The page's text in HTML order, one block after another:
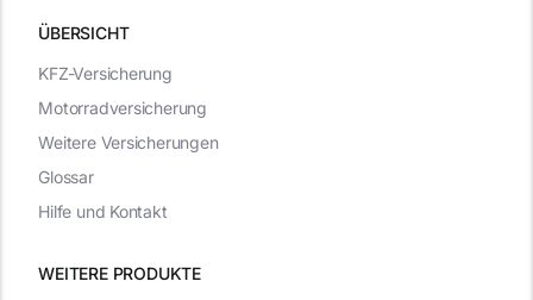
ÜBERSICHT
WEITERE PRODUKTE
KFZ-Versicherung
Motorradversicherung
Weitere Versicherungen
Glossar
Hilfe und Kontakt